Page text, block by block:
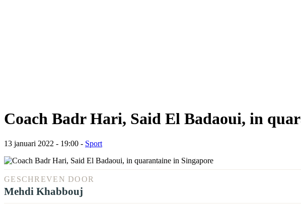
Coach Badr Hari, Said El Badaoui, in
13 januari 2022 - 19:00 - Sport
GESCHREVEN DOOR
Mehdi Khabbouj